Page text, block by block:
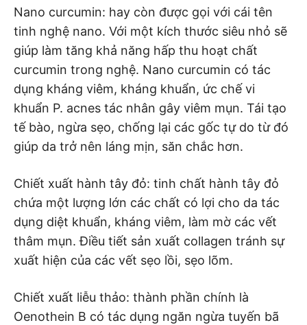
Nano curcumin: hay còn được gọi với cái tên
tinh nghệ nano. Với một kích thước siêu nhỏ sẽ
giúp làm tăng khả năng hấp thu hoạt chất
curcumin trong nghệ. Nano curcumin có tác
dụng kháng viêm, kháng khuẩn, ức chế vi
khuẩn P. acnes tác nhân gây viêm mụn. Tái tạo
tế bào, ngừa sẹo, chống lại các gốc tự do từ đó
giúp da trở nên láng mịn, săn chắc hơn.
Chiết xuất hành tây đỏ: tinh chất hành tây đỏ
chứa một lượng lớn các chất có lợi cho da tác
dụng diệt khuẩn, kháng viêm, làm mờ các vết
thâm mụn. Điều tiết sản xuất collagen tránh sự
xuất hiện của các vết sẹo lồi, sẹo lõm.
Chiết xuất liễu thảo: thành phần chính là
Oenothein B có tác dụng ngăn ngừa tuyến bã